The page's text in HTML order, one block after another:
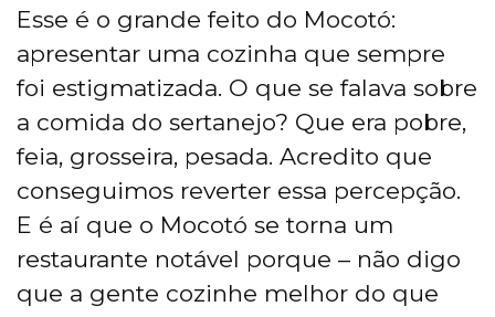
Esse é o grande feito do Mocotó:
apresentar uma cozinha que sempre
foi estigmatizada. O que se falava sobre
a comida do sertanejo? Que era pobre,
feia, grosseira, pesada. Acredito que
conseguimos reverter essa percepção.
E é aí que o Mocotó se torna um
restaurante notável porque – não digo
que a gente cozinhe melhor do que